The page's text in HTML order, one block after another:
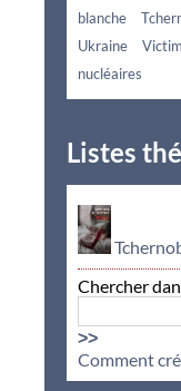
blanche
Ukraine
nucléaires
Listes
Chercher
>>
Comment